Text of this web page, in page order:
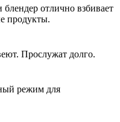
отлично взбивает
продукты.
Прослужат долго.
режим для